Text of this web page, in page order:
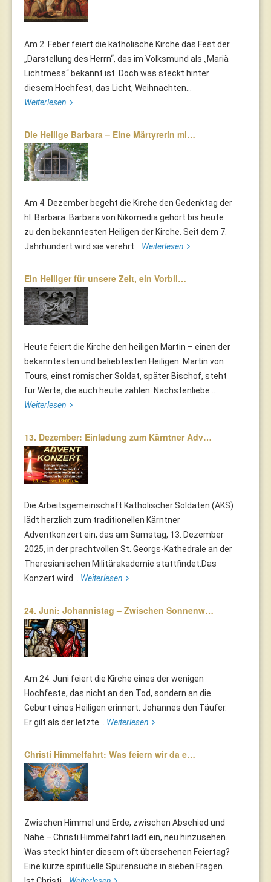
Am 2. Feber feiert die katholische Kirche das Fest der
„Darstellung des Herrn“, das im Volksmund als „Mariä
Lichtmess“ bekannt ist. Doch was steckt hinter
diesem Hochfest, das Licht, Weihnachten...
Weiterlesen
Die Heilige Barbara – Eine Märtyrerin mi…
Am 4. Dezember begeht die Kirche den Gedenktag der
hl. Barbara. Barbara von Nikomedia gehört bis heute
zu den bekanntesten Heiligen der Kirche. Seit dem 7.
Jahrhundert wird sie verehrt... Weiterlesen
Ein Heiliger für unsere Zeit, ein Vorbil…
Heute feiert die Kirche den heiligen Martin – einen der
bekanntesten und beliebtesten Heiligen. Martin von
Tours, einst römischer Soldat, später Bischof, steht
für Werte, die auch heute zählen: Nächstenliebe...
Weiterlesen
13. Dezember: Einladung zum Kärntner Adv…
Die Arbeitsgemeinschaft Katholischer Soldaten (AKS)
lädt herzlich zum traditionellen Kärntner
Adventkonzert ein, das am Samstag, 13. Dezember
2025, in der prachtvollen St. Georgs-Kathedrale an der
Theresianischen Militärakademie stattfindet.Das
Konzert wird... Weiterlesen
24. Juni: Johannistag – Zwischen Sonnenw…
Am 24. Juni feiert die Kirche eines der wenigen
Hochfeste, das nicht an den Tod, sondern an die
Geburt eines Heiligen erinnert: Johannes den Täufer.
Er gilt als der letzte... Weiterlesen
Christi Himmelfahrt: Was feiern wir da e…
Zwischen Himmel und Erde, zwischen Abschied und
Nähe – Christi Himmelfahrt lädt ein, neu hinzusehen.
Was steckt hinter diesem oft übersehenen Feiertag?
Eine kurze spirituelle Spurensuche in sieben Fragen.